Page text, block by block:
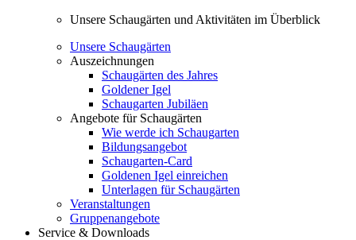
Unsere Schaugärten und Aktivitäten im Überblick
Unsere Schaugärten
Auszeichnungen
Schaugärten des Jahres
Goldener Igel
Schaugarten Jubiläen
Angebote für Schaugärten
Wie werde ich Schaugarten
Bildungsangebot
Schaugarten-Card
Goldenen Igel einreichen
Unterlagen für Schaugärten
Veranstaltungen
Gruppenangebote
Service & Downloads